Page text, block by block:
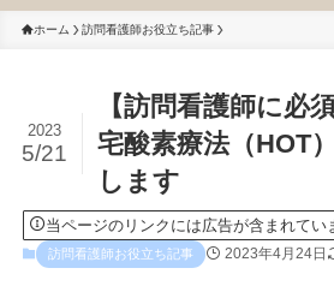
ホーム 訪問看護師お役立ち記事
【訪問看護師に必
宅酸素療法（HOT
します
2023
5/21
当ページのリンクには広告が含まれてい
訪問看護師お役立ち記事 2023年4月24日